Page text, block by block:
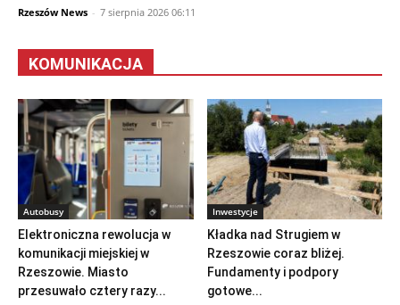
Rzeszów News - 7 sierpnia 2026 06:11
KOMUNIKACJA
Autobusy
Elektroniczna rewolucja w
komunikacji miejskiej w
Rzeszowie. Miasto
przesuwało cztery razy...
Inwestycje
Kładka nad Strugiem w
Rzeszowie coraz bliżej.
Fundamenty i podpory
gotowe...